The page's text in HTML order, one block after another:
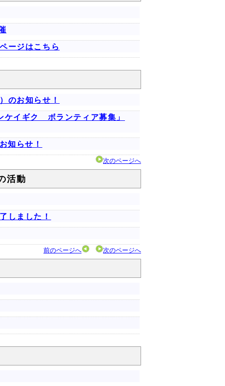
ージはこちら
のお知らせ！
ケイギク ボランティア募集」
知らせ！
次のページへ
活動
しました！
前のページへ 次のページへ